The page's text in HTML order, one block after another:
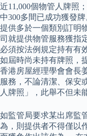
近11,000個物管人牌照
中300多間已成功獲發
提供多於一個類別訂明
司就提供物管服務獲指
必須按法例規定持有有
如屆時尚未持有牌照，
香港房屋經理學會會長
服務，不論清潔、保安
人牌照」，此舉不但未
如監管局要求某出席監
為，則提供者不得僅以